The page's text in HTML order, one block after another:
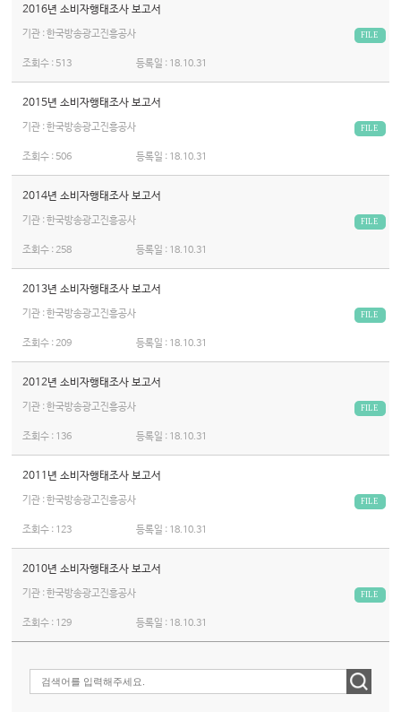
2016년 소비자행태조사 보고서
기관 : 한국방송광고진흥공사 FILE
조회수 : 513 등록일 : 18.10.31
2015년 소비자행태조사 보고서
기관 : 한국방송광고진흥공사 FILE
조회수 : 506 등록일 : 18.10.31
2014년 소비자행태조사 보고서
기관 : 한국방송광고진흥공사 FILE
조회수 :258 등록일 : 18.10.31
2013년 소비자행태조사 보고서
기관 : 한국방송광고진흥공사 FILE
조회수 :209 등록일 : 18.10.31
2012년 소비자행태조사 보고서
기관 : 한국방송광고진흥공사 FILE
조회수 : 136 등록일 : 18.10.31
2011년 소비자행태조사 보고서
기관 : 한국방송광고진흥공사 FILE
조회수 : 123 등록일 : 18.10.31
2010년 소비자행태조사 보고서
기관 : 한국방송광고진흥공사 FILE
조회수 : 129 등록일 : 18.10.31